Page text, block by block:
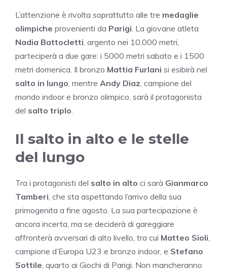
L’attenzione è rivolta soprattutto alle tre medaglie
olimpiche provenienti da Parigi . La giovane atleta
Nadia Battocletti , argento nei 10.000 metri,
parteciperà a due gare: i 5000 metri sabato e i 1500
metri domenica. Il bronzo Mattia Furlani si esibirà nel
salto in lungo , mentre Andy Diaz , campione del
mondo indoor e bronzo olimpico, sarà il protagonista
del salto triplo
Il salto in alto e le stelle
del lungo
Tra i protagonisti del salto in alto ci sarà Gianmarco
Tamberi , che sta aspettando l’arrivo della sua
primogenita a fine agosto. La sua partecipazione è
ancora incerta, ma se deciderà di gareggiare
affronterà avversari di alto livello, tra cui Matteo Sioli
campione d’Europa U23 e bronzo indoor, e Stefano
Sottile , quarto ai Giochi di Parigi. Non mancheranno